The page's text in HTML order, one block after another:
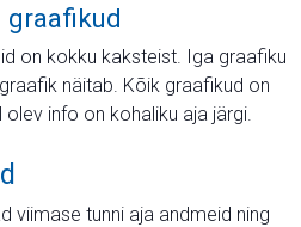
on kokku kaksteist. Iga graafiku
näitab. Kõik graafikud on
info on kohaliku aja järgi.
viimase tunni aja andmeid ning